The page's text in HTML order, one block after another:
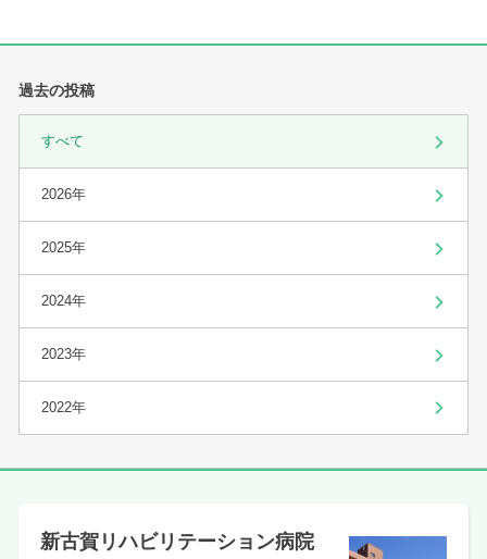
過去の投稿
すべて
2026年
2025年
2024年
2023年
2022年
新古賀リハビリテーション病院